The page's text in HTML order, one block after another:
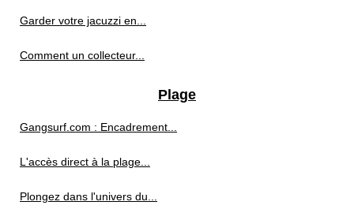
Garder votre jacuzzi en...
Comment un collecteur...
Plage
Gangsurf.com : Encadrement...
L'accès direct à la plage...
Plongez dans l'univers du...